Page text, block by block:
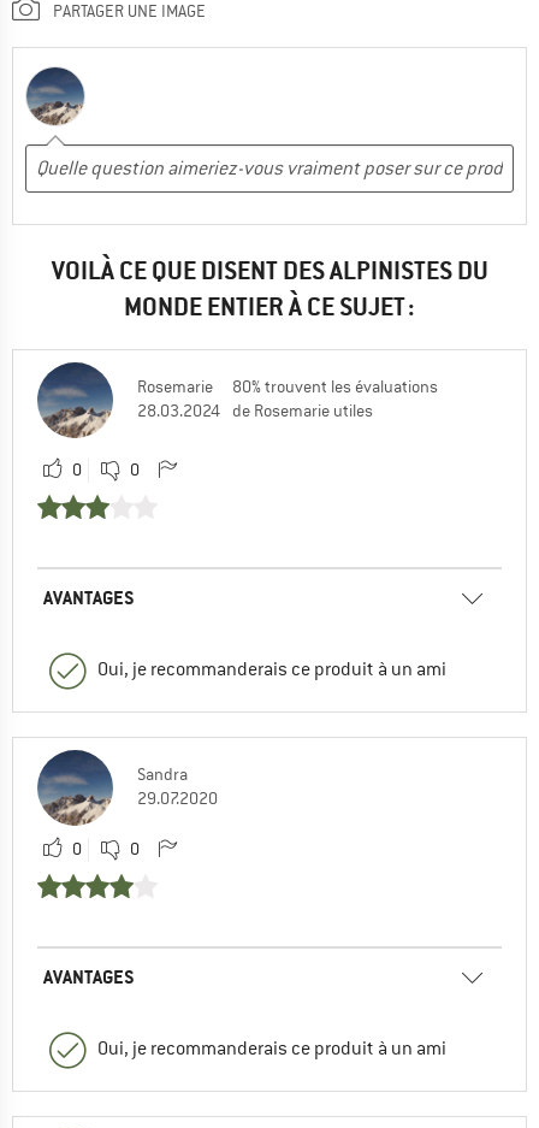
PARTAGER UNE IMAGE
VOILÀ CE QUE DISENT DES ALPINISTES DU
MONDE ENTIER À CE SUJET :
Rosemarie
28.03.2024
80% trouvent les évaluations
de Rosemarie utiles
0 0
AVANTAGES
Oui, je recommanderais ce produit à un ami
Sandra
29.07.2020
0 0
AVANTAGES
Oui, je recommanderais ce produit à un ami